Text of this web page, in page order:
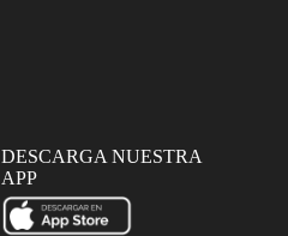
DESCARGA NUESTRA
APP